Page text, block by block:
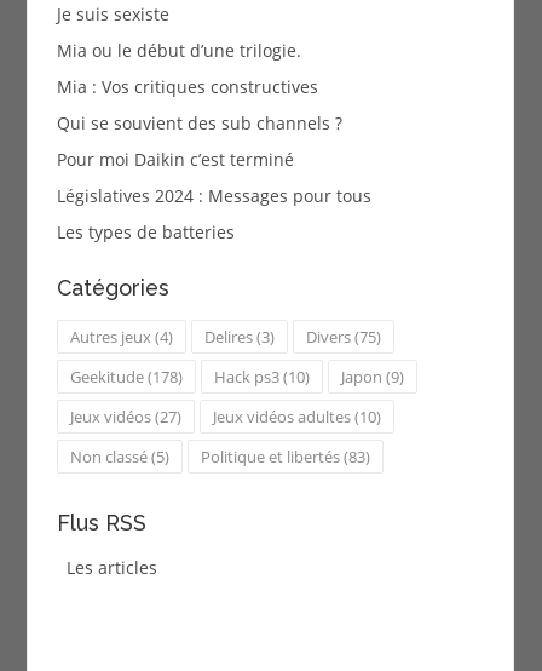
Je suis sexiste
Mia ou le début d’une trilogie.
Mia : Vos critiques constructives
Qui se souvient des sub channels ?
Pour moi Daikin c’est terminé
Législatives 2024 : Messages pour tous
Les types de batteries
Catégories
Autres jeux(4) Delires(3) Divers(75)
Geekitude(178) Hack ps3(10) Japon (9)
Jeux vidéos(27) Jeux vidéos adultes(10)
Non classé(5) Politique et libertés(83)
Flus RSS
Les articles